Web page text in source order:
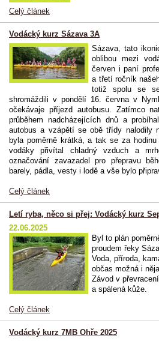
Celý článek
Vodácký kurz Sázava 3A
Sázava, tato
oblibou mezi
červen i paní
a třetí ročník
totiž spolu se
shromáždili v pondělí 16. června v
očekávaje příjezd autobusu. Zatímco
průběhem nadcházejících dnů a
autobus a vzápětí se obě třídy nalodily
byla poměrně krátká, a tak se za
vodáky přivítal chladný vzduch a
označování zavazadel pro přepravu
barely, pádla, vesty i lodě a vše bylo
Celý článek
Letí ryba, něco si přej: Vodácký kurz
22.06.2025
Byl to plán
proudem řeky
Voda, příroda,
občas možná i
Závod v
a spálená kůže.
Celý článek
Vodácký kurz 7MB Ohře 2025